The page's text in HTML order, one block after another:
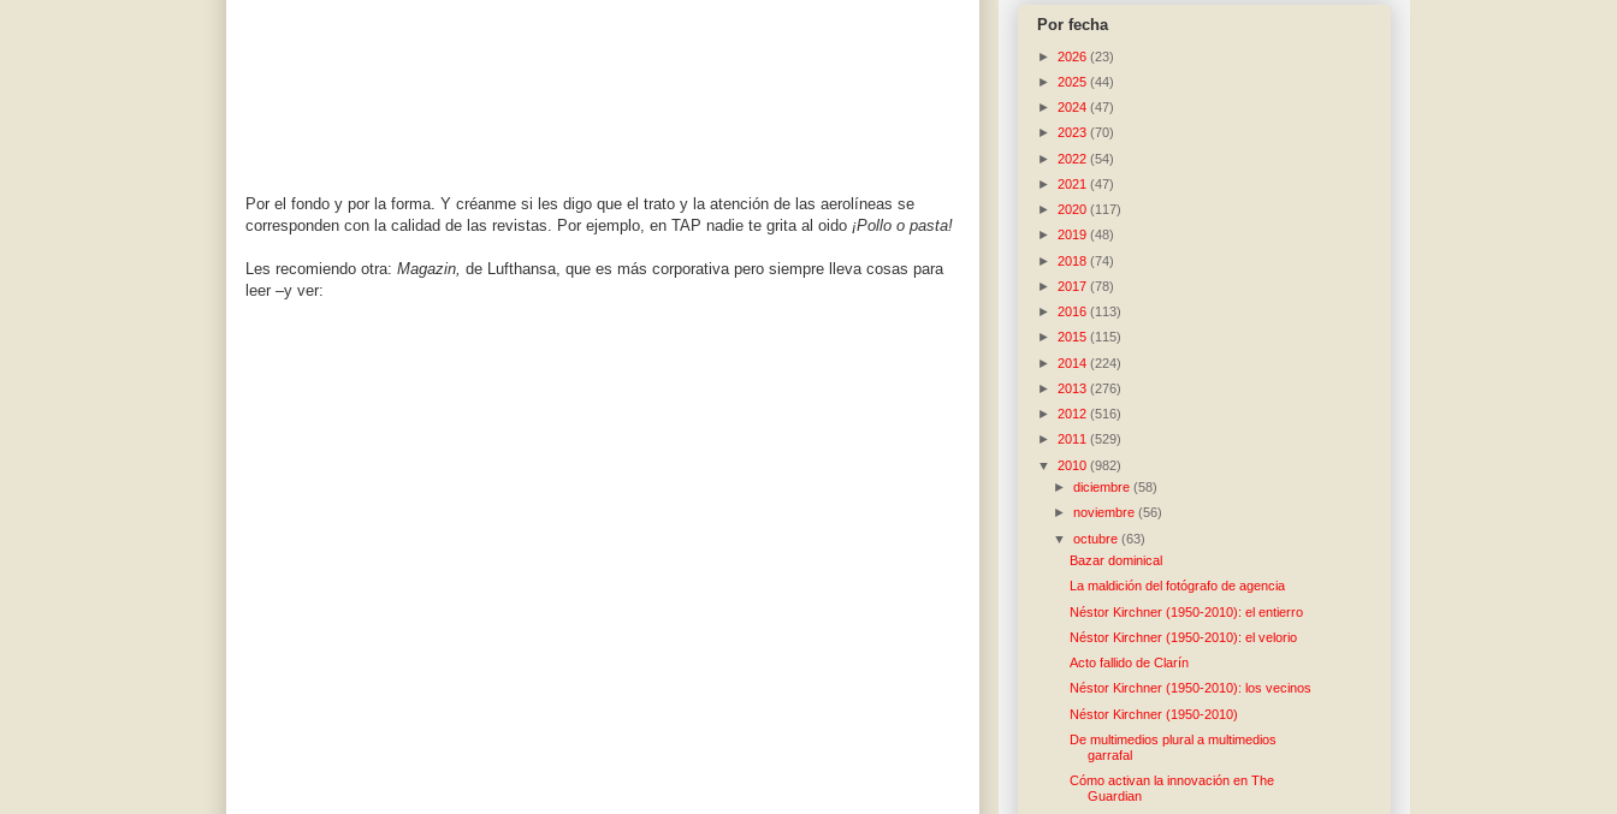
Por el fondo y por la forma. Y créanme si les digo que el trato y la atención de las aerolíneas se
corresponden con la calidad de las revistas. Por ejemplo, en TAP nadie te grita al oido ¡Pollo o pasta!
Les recomiendo otra: Magazin, de Lufthansa, que es más corporativa pero siempre lleva cosas para
leer –y ver:
Por fecha
► 2026 (23)
► 2025 (44)
► 2024 (47)
► 2023 (70)
► 2022 (54)
► 2021 (47)
► 2020 (117)
► 2019 (48)
► 2018 (74)
► 2017 (78)
► 2016 (113)
► 2015 (115)
► 2014 (224)
► 2013 (276)
► 2012 (516)
► 2011 (529)
▼ 2010 (982)
►diciembre(58)
►noviembre(56)
▼octubre(63)
Bazar dominical
La maldición del fotógrafo de agencia
Néstor Kirchner (1950-2010): el entierro
Néstor Kirchner (1950-2010): el velorio
Acto fallido de Clarín
Néstor Kirchner (1950-2010): los vecinos
Néstor Kirchner (1950-2010)
De multimedios plural a multimedios
garrafal
Cómo activan la innovación en The
Guardian